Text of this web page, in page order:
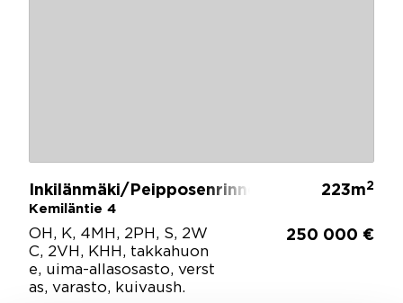
Inkilänmäki/Peipposenrinne, Kuopio
Kemiläntie 4
223m2
OH, K, 4MH, 2PH, S, 2W
C, 2VH, KHH, takkahuon
e, uima-allasosasto, verst
as, varasto, kuivaush.
250 000 €